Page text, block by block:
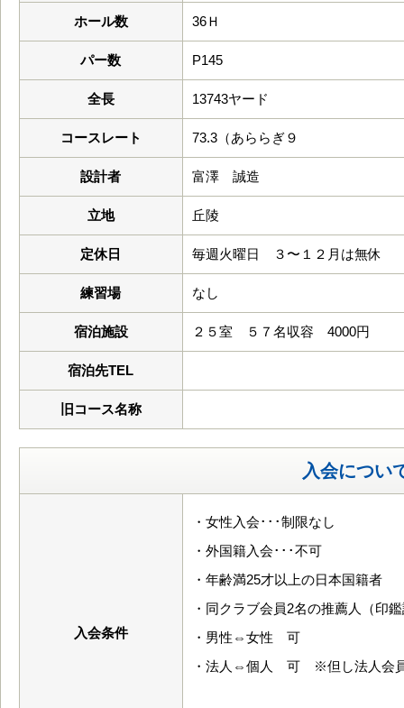
ホール数 36Ｈ
パー数 P145
全長 13743ヤード
コースレート 73.3（あららぎ９
設計者 富澤 誠造
立地 丘陵
定休日 毎週火曜日 ３〜１２月は無休
練習場 なし
宿泊施設 ２５室 ５７名収容 4000円
宿泊先TEL
旧コース名称
入会につい
入会条件
・女性入会･･･制限なし
・外国籍入会･･･不可
・年齢満25才以上の日本国籍者
・同クラブ会員2名の推薦人（印
・男性⇔女性 可
・法人⇔個人 可 ※但し法人会員